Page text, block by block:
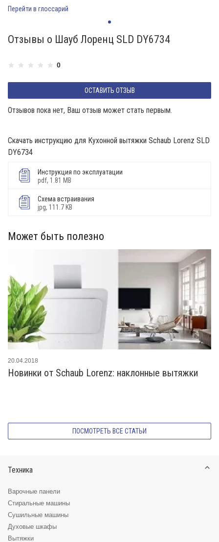
Перейти в глоссарий
Отзывы о Шауб Лоренц SLD DY6734
ОСТАВИТЬ ОТЗЫВ
0
Отзывов пока нет, Ваш отзыв может стать первым.
Скачать инструкцию для Кухонной вытяжки Schaub Lorenz SLD
DY6734
Инструкция по эксплуатации
pdf, 1.81 MB
Схема встраивания
jpg, 111.7 KB
Может быть полезно
ПОСМОТРЕТЬ ВСЕ СТАТЬИ
Новинки от Schaub Lorenz: наклонные вытяжки
20.04.2018
Техника
Варочные панели
Стиральные машины
Сушильные машины
Духовые шкафы
Вытяжки